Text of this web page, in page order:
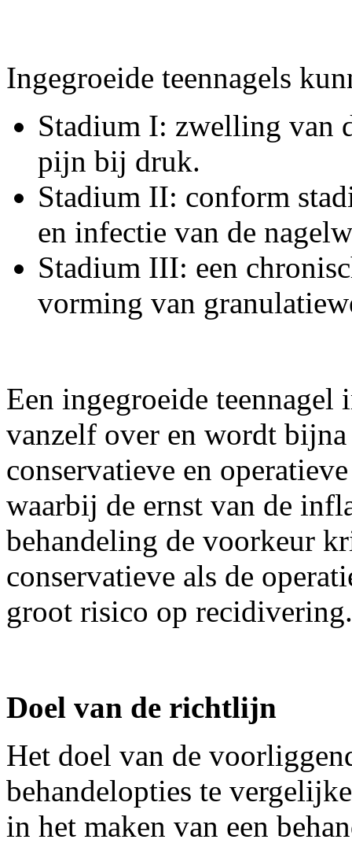
Ingegroeide teennagels
Stadium I: zwelling van
pijn bij druk.
Stadium II: conform
en infectie van de
Stadium III: een
vorming van
Een ingegroeide
vanzelf over en wordt
conservatieve en
waarbij de ernst van de
behandeling de voorkeur
conservatieve als de
groot risico op recidivering.
Doel van de richtlijn
Het doel van de
behandelopties te
in het maken van een